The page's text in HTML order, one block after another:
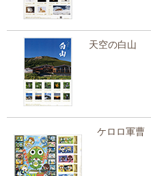
天空の白山
ケロロ軍曹